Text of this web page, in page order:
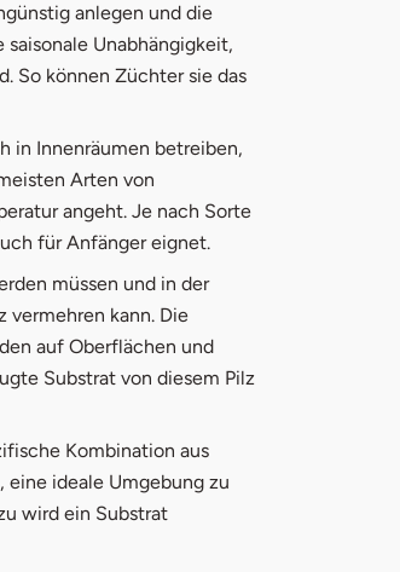
anlegen und die
Unabhängigkeit,
So können Züchter sie das
in Innenräumen betreiben,
Arten von
angeht. Je nach Sorte
für Anfänger eignet.
müssen und in der
kann. Die
auf Oberflächen und
Substrat von diesem Pilz
Kombination aus
eine ideale Umgebung zu
wird ein Substrat